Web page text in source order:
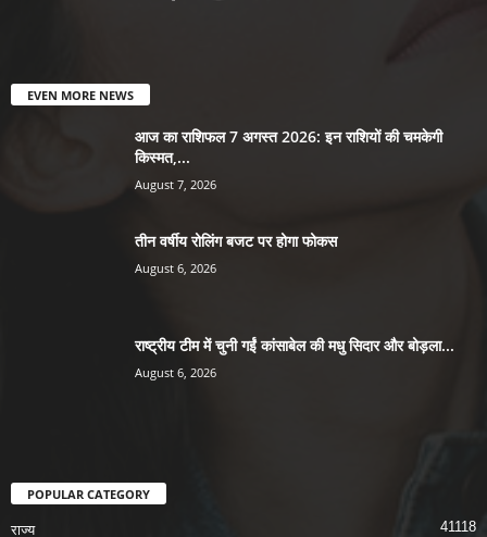
EVEN MORE NEWS
आज का राशिफल 7 अगस्त 2026: इन राशियों की चमकेगी
किस्मत,...
August 7, 2026
तीन वर्षीय रोलिंग बजट पर होगा फोकस
August 6, 2026
राष्ट्रीय टीम में चुनी गईं कांसाबेल की मधु सिदार और बोड़ला...
August 6, 2026
POPULAR CATEGORY
राज्य 41118